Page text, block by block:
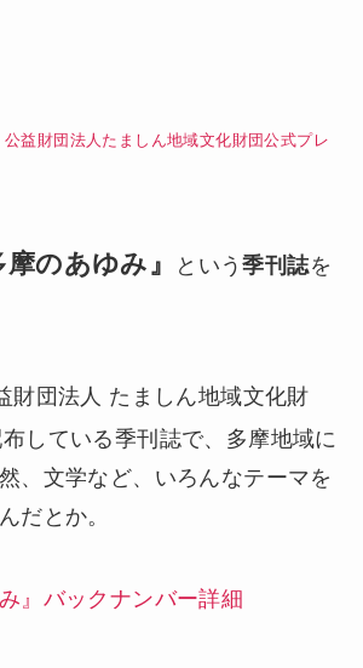
公益財団法人たましん地域文化財団公式プレ
摩のあゆみ』 という季刊誌を
財団法人 たましん地域文化財
している季刊誌で、多摩地域に
、文学など、いろんなテーマを
だとか。
』バックナンバー詳細